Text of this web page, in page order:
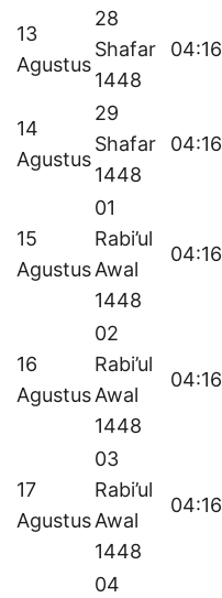
13
Agustus
28
Shafar
1448
04:16
14
Agustus
29
Shafar
1448
04:16
15
Agustus
01
Rabi’ul
Awal
1448
04:16
16
Agustus
02
Rabi’ul
Awal
1448
04:16
17
Agustus
03
Rabi’ul
Awal
1448
04:16
04